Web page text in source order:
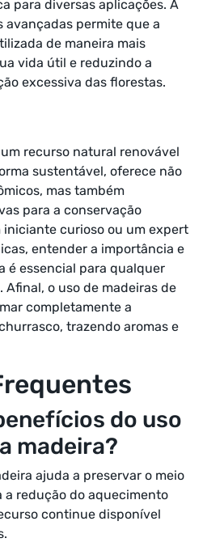
para diversas aplicações. A
avançadas permite que a
de maneira mais
vida útil e reduzindo a
excessiva das florestas.
recurso natural renovável
sustentável, oferece não
mas também
para a conservação
iniciante curioso ou um expert
entender a importância e
é essencial para qualquer
o uso de madeiras de
completamente a
trazendo aromas e
do uso
madeira?
ajuda a preservar o meio
redução do aquecimento
continue disponível